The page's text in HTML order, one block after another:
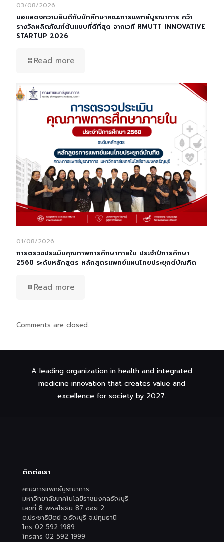
03/08/2026
ขอแสดงความยินดีกับนักศึกษาคณะการแพทย์บูรณาการ คว้า
รางวัลผลิตภัณฑ์ต้นแบบที่ดีที่สุด จากเวที RMUTT INNOVATIVE
STARTUP 2026
Read more
01/08/2026
การตรวจประเมินคุณภาพการศึกษาภายใน ประจำปีการศึกษา
2568 ระดับหลักสูตร หลักสูตรแพทย์แผนไทยประยุกต์บัณฑิต
Read more
Comments are closed.
A leading organization in health and integrated
medicine innovation that creates value and
excellence for society by 2027.
ติดต่อเรา
คณะการแพทย์บูรณาการ
มหาวิทยาลัยเทคโนโลยีราชมงคลธัญบุรี
เลขที่ 8 พหลโยธิน 87 ซอย 2
ต.ประชาธิปัตย์ อ.ธัญบุรี จ.ปทุมธานี
โทร 02 592 1989
โทรสาร 02 592 1999